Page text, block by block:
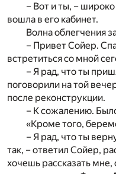
– Вот и ты, –
вошла в его кабинет.
Волна облегчения
– Привет Сойер.
встретиться со мной
– Я рад, что ты
поговорили на той
после реконструкции.
– К сожалению.
«Кроме того,
– Я рад, что ты
так, – ответил Сойер,
хочешь рассказать мне,